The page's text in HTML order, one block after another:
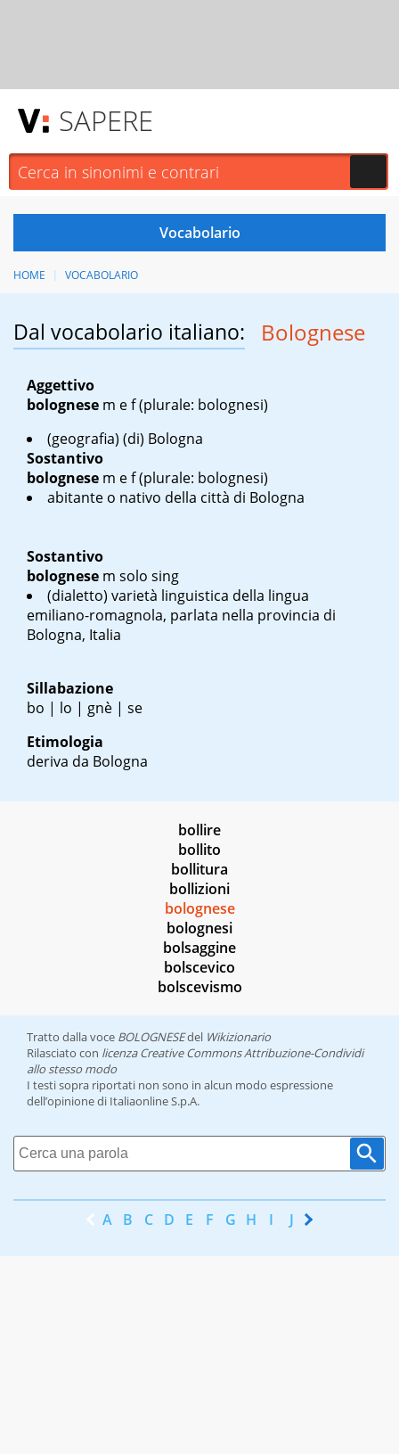
SAPERE
HOME VOCABOLARIO
Dal vocabolario italiano: Bolognese
Aggettivo
bolognese m ef(plurale: bolognesi)
(geografia) (di) Bologna
Sostantivo
bolognese m ef(plurale: bolognesi)
abitante o nativo della città di Bologna
Sostantivo
bolognese m solo sing
(dialetto) varietà linguistica della lingua
emiliano-romagnola, parlata nella provincia di
Bologna, Italia
Sillabazione
bo | lo | gnè | se
Etimologia
deriva da Bologna
bollire
bollito
bollitura
bollizioni
bolognese
bolognesi
bolsaggine
bolscevico
bolscevismo
Tratto dalla voce BOLOGNESEdel Wikizionario
Rilasciato con licenza Creative Commons Attribuzione-Condividi
allo stesso modo
I testi sopra riportati non sono in alcun modo espressione
dell’opinione di Italiaonline S.p.A.
A B C D E F G H I J K